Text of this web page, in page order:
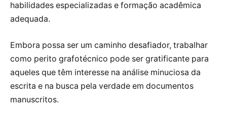
habilidades especializadas e formação acadêmica
adequada.
Embora possa ser um caminho desafiador, trabalhar
como perito grafotécnico pode ser gratificante para
aqueles que têm interesse na análise minuciosa da
escrita e na busca pela verdade em documentos
manuscritos.